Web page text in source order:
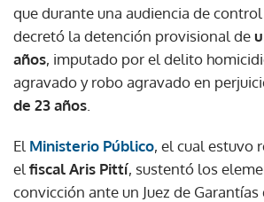
que durante una audiencia de
decretó la detención provisional de
años, imputado por el delito
agravado y robo agravado en
de 23 años
El Ministerio Público, el cual estuvo
el fiscal Aris Pittí, sustentó los
convicción ante un Juez de